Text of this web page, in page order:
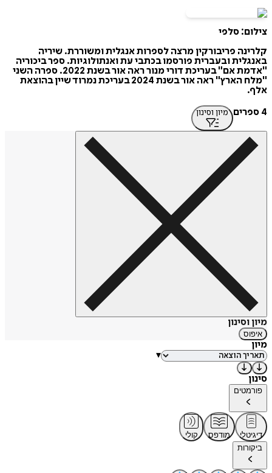
צילום: סלפי
קלרינה פריבורקין מרצה לספרות אנגלית ומשוררת. שיריה
באנגלית ובעברית פורסמו בכתבי עת ואנתולוגיות. ספר ביכוריה
"אדמת אם" בעריכת דורי מנור ראה אור בשנת 2022. ספרה השני
"מלח הארץ" ראה אור בשנת 2024 בעריכת נמרוד שיין בהוצאת
אלף.
4 ספרים
מיון וסינון
מיון וסינון
איפוס
מיון
▾
סינון
פורמטים
דיגיטלי מודפס
קולי
ביקורות